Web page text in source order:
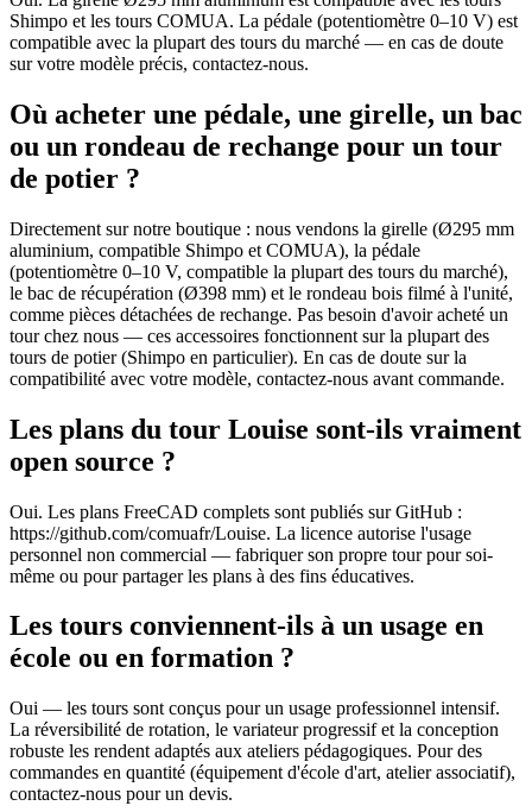
Shimpo et les tours COMUA. La pédale (potentiomètre 0–10 V) est
compatible avec la plupart des tours du marché — en cas de doute
sur votre modèle précis, contactez-nous.
Où acheter une pédale, une girelle, un bac
ou un rondeau de rechange pour un tour
de potier ?
Directement sur notre boutique : nous vendons la girelle (Ø295 mm
aluminium, compatible Shimpo et COMUA), la pédale
(potentiomètre 0–10 V, compatible la plupart des tours du marché),
le bac de récupération (Ø398 mm) et le rondeau bois filmé à l'unité,
comme pièces détachées de rechange. Pas besoin d'avoir acheté un
tour chez nous — ces accessoires fonctionnent sur la plupart des
tours de potier (Shimpo en particulier). En cas de doute sur la
compatibilité avec votre modèle, contactez-nous avant commande.
Les plans du tour Louise sont-ils vraiment
open source ?
Oui. Les plans FreeCAD complets sont publiés sur GitHub :
https://github.com/comuafr/Louise. La licence autorise l'usage
personnel non commercial — fabriquer son propre tour pour soi-
même ou pour partager les plans à des fins éducatives.
Les tours conviennent-ils à un usage en
école ou en formation ?
Oui — les tours sont conçus pour un usage professionnel intensif.
La réversibilité de rotation, le variateur progressif et la conception
robuste les rendent adaptés aux ateliers pédagogiques. Pour des
commandes en quantité (équipement d'école d'art, atelier associatif),
contactez-nous pour un devis.